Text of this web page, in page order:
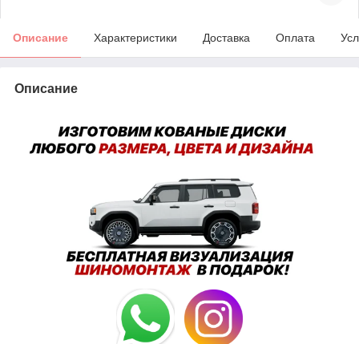
Описание Характеристики Доставка Оплата
Описание